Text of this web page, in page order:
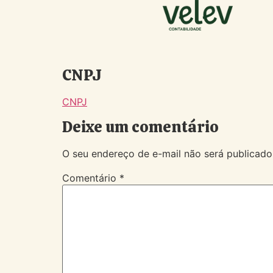
CNPJ
CNPJ
Deixe um comentário
O seu endereço de e-mail não será
Comentário *